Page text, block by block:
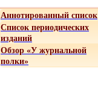
Аннотированный список
Список периодических
изданий
Обзор «У журнальной
полки»